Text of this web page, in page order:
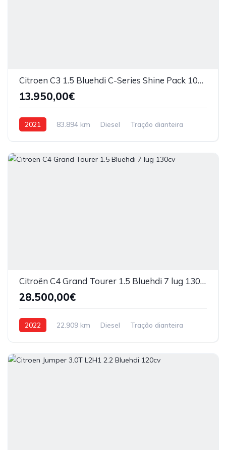
Citroen C3 1.5 Bluehdi C-Series Shine Pack 102cv
13.950,00€
2021 83.894 km Diesel Tração dianteira
Citroën C4 Grand Tourer 1.5 Bluehdi 7 lug 130cv
28.500,00€
2022 22.909 km Diesel Tração dianteira